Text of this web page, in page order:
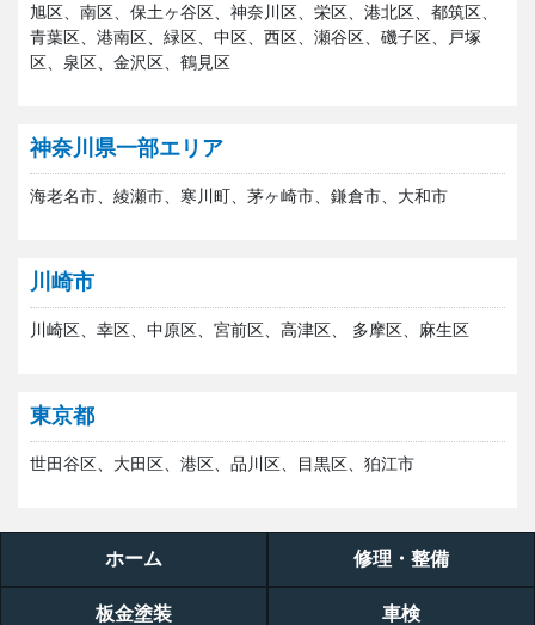
旭区、南区、保土ヶ谷区、神奈川区、栄区、港北区、都筑区、
青葉区、港南区、緑区、中区、西区、瀬谷区、磯子区、戸塚
区、泉区、金沢区、鶴見区
神奈川県一部エリア
海老名市、綾瀬市、寒川町、茅ヶ崎市、鎌倉市、大和市
川崎市
川崎区、幸区、中原区、宮前区、高津区、 多摩区、麻生区
東京都
世田谷区、大田区、港区、品川区、目黒区、狛江市
ホーム 修理・整備
板金塗装 車検